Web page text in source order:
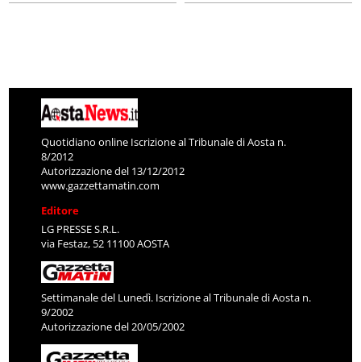
Quotidiano online Iscrizione al Tribunale di Aosta n.
8/2012
Autorizzazione del 13/12/2012
www.gazzettamatin.com
Editore
LG PRESSE S.R.L.
via Festaz, 52 11100 AOSTA
Settimanale del Lunedì. Iscrizione al Tribunale di Aosta n.
9/2002
Autorizzazione del 20/05/2002